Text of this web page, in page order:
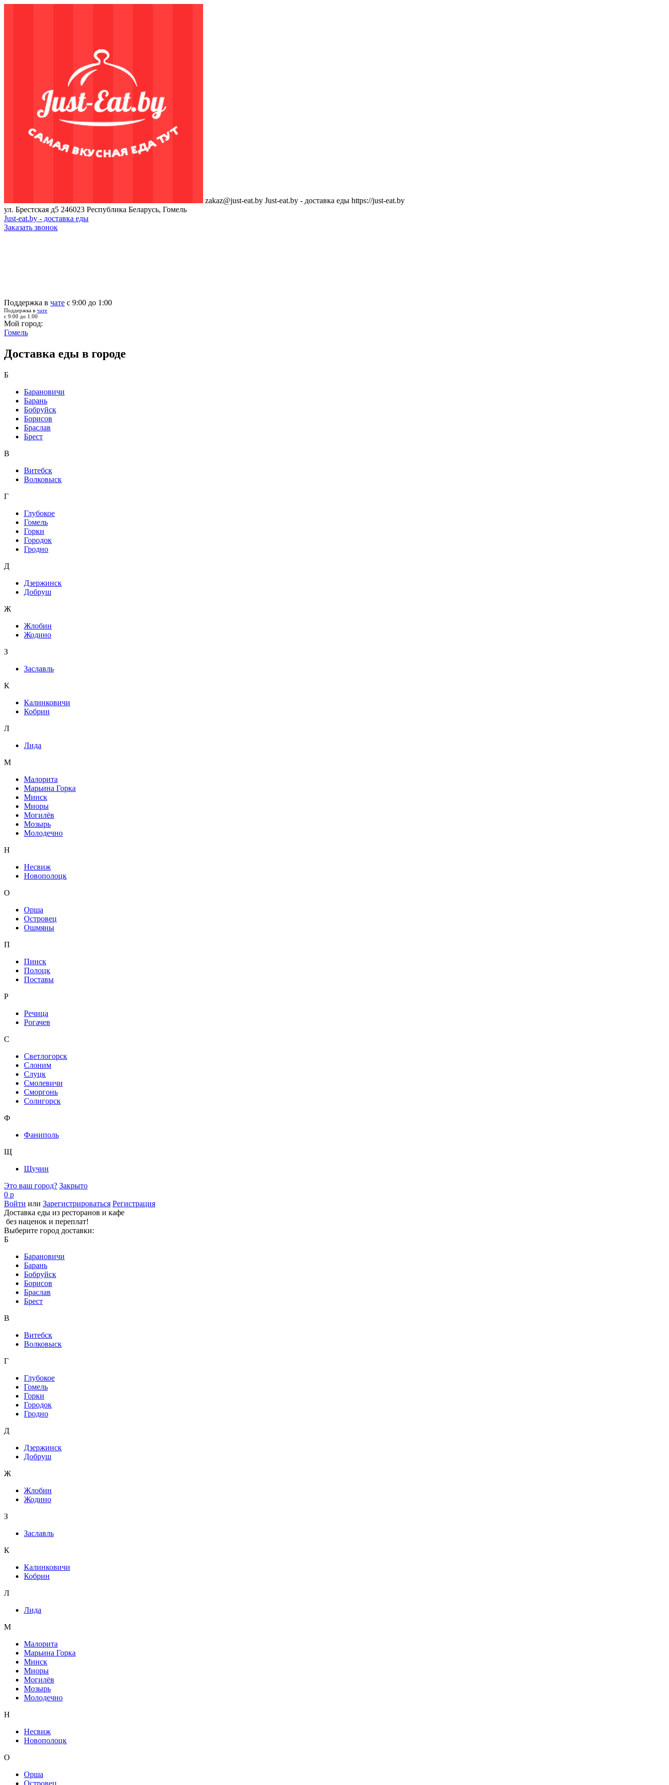
zakaz@just-eat.by Just-eat.by - доставка еды https://just-eat.by
ул. Брестская д5 246023 Республика Беларусь, Гомель
Just-eat.by - доставка еды
Заказать звонок
Поддержка в чате с 9:00 до 1:00
Поддержка в чате
с 9:00 до 1:00
Мой город:
Гомель
Доставка еды в городе
Б
Барановичи
Барань
Бобруйск
Борисов
Браслав
Брест
В
Витебск
Волковыск
Г
Глубокое
Гомель
Горки
Городок
Гродно
Д
Дзержинск
Добруш
Ж
Жлобин
Жодино
З
Заславль
К
Калинковичи
Кобрин
Л
Лида
М
Малорита
Марьина Горка
Минск
Миоры
Могилёв
Мозырь
Молодечно
Н
Несвиж
Новополоцк
О
Орша
Островец
Ошмяны
П
Пинск
Полоцк
Поставы
Р
Речица
Рогачев
С
Светлогорск
Слоним
Слуцк
Смолевичи
Сморгонь
Солигорск
Ф
Фаниполь
Щ
Щучин
Это ваш город? Закрыто
0 р
Войти или Зарегистрироваться Регистрация
Доставка еды из ресторанов и кафе
без наценок и переплат!
Выберите город доставки:
Б
Барановичи
Барань
Бобруйск
Борисов
Браслав
Брест
В
Витебск
Волковыск
Г
Глубокое
Гомель
Горки
Городок
Гродно
Д
Дзержинск
Добруш
Ж
Жлобин
Жодино
З
Заславль
К
Калинковичи
Кобрин
Л
Лида
М
Малорита
Марьина Горка
Минск
Миоры
Могилёв
Мозырь
Молодечно
Н
Несвиж
Новополоцк
О
Орша
Островец